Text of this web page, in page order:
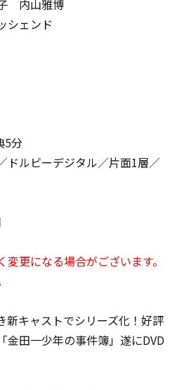
内山雅博
シェンド
5分
ドルビーデジタル／片面1層／
更になる場合がございます。
新キャストでシリーズ化！好評
金田一少年の事件簿」遂にDVD